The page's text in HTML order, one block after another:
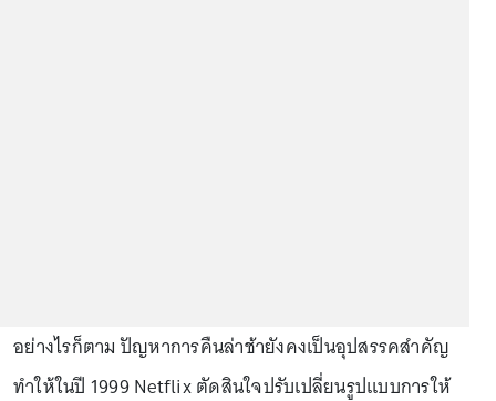
อย่างไรก็ตาม ปัญหาการคืนล่าช้ายังคงเป็นอุปสรรคสำคัญ
ทำให้ในปี 1999 Netflix ตัดสินใจปรับเปลี่ยนรูปแบบการให้